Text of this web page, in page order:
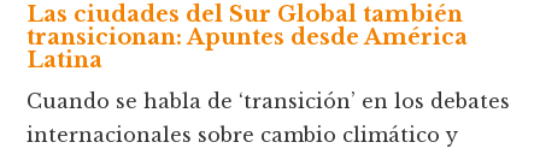
Las ciudades del Sur Global también
transicionan: Apuntes desde América
Latina
Cuando se habla de ‘transición’ en los debates
internacionales sobre cambio climático y